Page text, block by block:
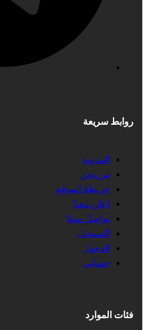
روابط سريعة
المدونة
من نحن
خريطة الموقع
اعلن معنا
تواصل معنا
التسجيل
الدخول
حسابي
فئات الموارد